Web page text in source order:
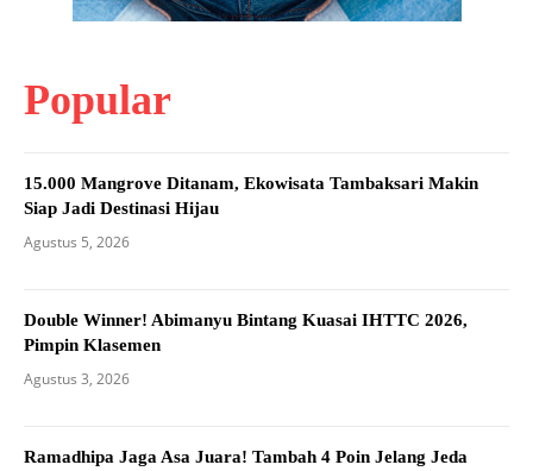
Popular
15.000 Mangrove Ditanam, Ekowisata Tambaksari Makin
Siap Jadi Destinasi Hijau
Agustus 5, 2026
Double Winner! Abimanyu Bintang Kuasai IHTTC 2026,
Pimpin Klasemen
Agustus 3, 2026
Ramadhipa Jaga Asa Juara! Tambah 4 Poin Jelang Jeda